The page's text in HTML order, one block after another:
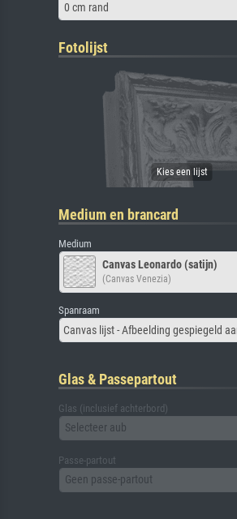
0 cm rand
Fotolijst
Medium en brancard
Medium
Canvas Leonardo (satijn)
(Canvas Venezia)
Spanraam
Glas & Passepartout
Glas (inclusief achterbord)
Selecteer aub
Passe-partout
Geen passe-partout